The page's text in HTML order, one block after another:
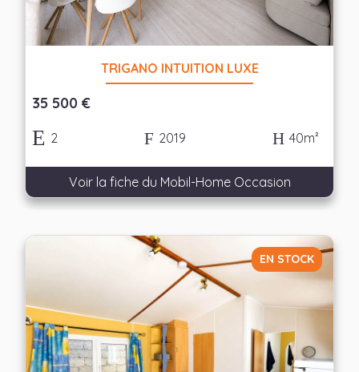
Appliquer les filtres
TRIGANO INTUITION LUXE
35 500 €
2 2019 40m²
Voir la fiche du Mobil-Home Occasion
EN STOCK